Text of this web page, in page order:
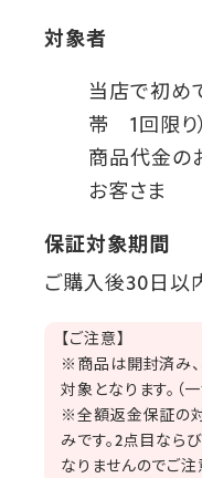
対象者
当店で初め
帯 1回限り）
商品代金の
お客さま
保証対象期間
ご購入後30日以
【ご注意】
※商品は開封済み
対象となります。（
※全額返金保証の
みです。2点目なら
なりませんのでご注